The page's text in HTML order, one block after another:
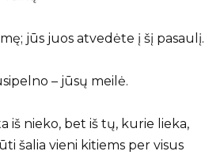
jūs juos atvedėte į šį pasaulį.
– jūsų meilė.
iš nieko, bet iš tų, kurie lieka,
šalia vieni kitiems per visus